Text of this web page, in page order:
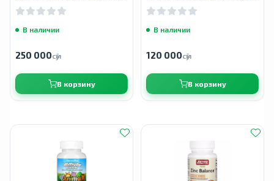
В наличии
250 000сӯм
В корзину
В наличии
120 000сӯм
В корзину